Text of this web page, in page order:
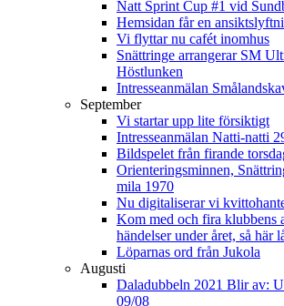
Natt Sprint Cup #1 vid
Hemsidan får en
Vi flyttar nu cafét inomhus
Snättringe arrangerar SM
Höstlunken
Intresseanmälan
September
Vi startar upp lite försiktigt
Intresseanmälan Natti-natti
Bildspelet från firande
Orienteringsminnen,
mila 1970
Nu digitaliserar vi
Kom med och fira klubbens
händelser under året, så här
Löparnas ord från Jukola
Augusti
Daladubbeln 2021 Blir av:
09/08